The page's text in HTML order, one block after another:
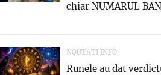
chiar NUMARUL
NOUTATI.INFO
Runele au dat